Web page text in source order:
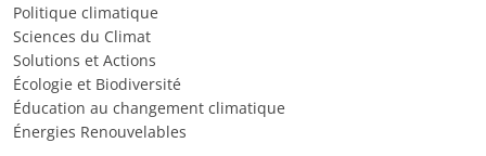
Politique climatique
Sciences du Climat
Solutions et Actions
Écologie et Biodiversité
Éducation au changement climatique
Énergies Renouvelables